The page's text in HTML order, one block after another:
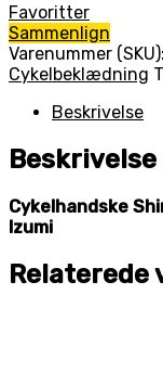
Favoritter
Sammenlign
Varenummer (SKU):
Cykelbeklædning
Beskrivelse
Beskrivelse
Cykelhandske
Izumi
Relaterede